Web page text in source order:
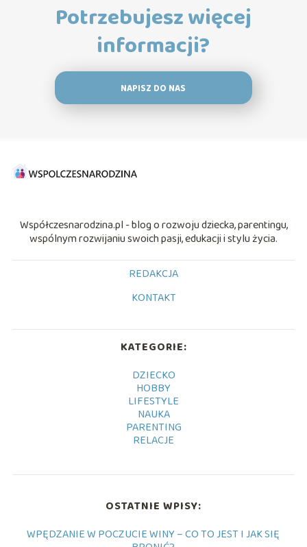
Potrzebujesz więcej
informacji?
NAPISZ DO NAS
Współczesnarodzina.pl - blog o rozwoju dziecka, parentingu,
wspólnym rozwijaniu swoich pasji, edukacji i stylu życia.
REDAKCJA
KONTAKT
KATEGORIE:
DZIECKO
HOBBY
LIFESTYLE
NAUKA
PARENTING
RELACJE
OSTATNIE WPISY:
WPĘDZANIE W POCZUCIE WINY – CO TO JEST I JAK SIĘ